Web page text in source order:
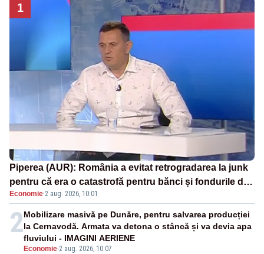
1
Piperea (AUR): România a evitat retrogradarea la junk
pentru că era o catastrofă pentru bănci și fondurile de
pensii
Economie·2 aug. 2026, 10:01
2
Economie-2 aug. 2026, 10:07
Mobilizare masivă pe Dunăre, pentru salvarea producției
la Cernavodă. Armata va detona o stâncă și va devia apa
fluviului - IMAGINI AERIENE